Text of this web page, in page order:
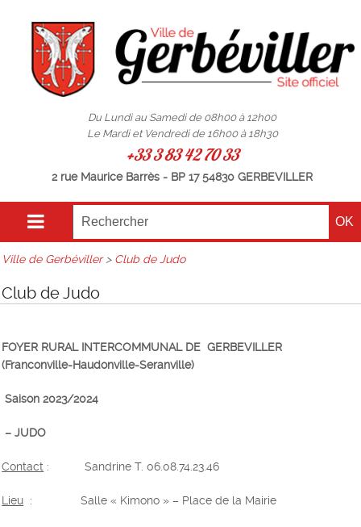
Du Lundi au Samedi de 08h00 à 12h00
Le Mardi et Vendredi de 16h00 à 18h30
+33 3 83 42 70 33
2 rue Maurice Barrès - BP 17 54830 GERBEVILLER
Ville de Gerbéviller> Club de Judo
Club de Judo
FOYER RURAL INTERCOMMUNAL DE GERBEVILLER
(Franconville-Haudonville-Seranville)
Saison 2023/2024
– JUDO
Contact : Sandrine T. 06.08.74.23.46
Lieu : Salle « Kimono » – Place de la Mairie